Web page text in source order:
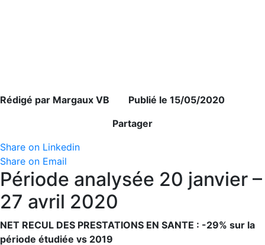
Rédigé par Margaux VB Publié le 15/05/2020
Partager
Share on Linkedin
Share on Email
Période analysée 20 janvier –
27 avril 2020
NET RECUL DES PRESTATIONS EN SANTE : -29% sur la
période étudiée vs 2019